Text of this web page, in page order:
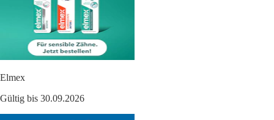
Elmex
Gültig bis 30.09.2026